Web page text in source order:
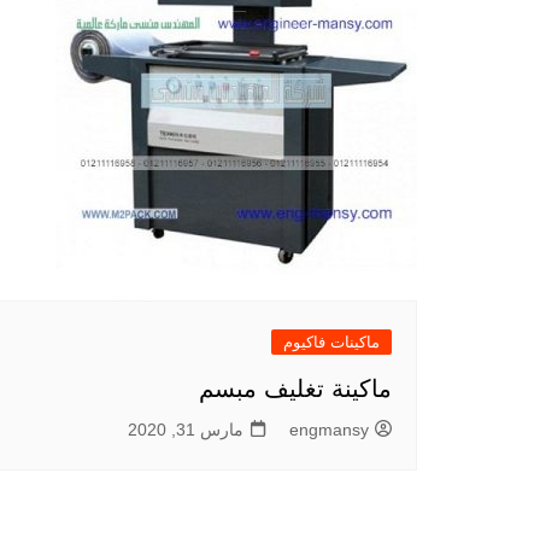
ماكينات فاكيوم
ماكينة تغليف مبسم
engmansy مارس 31, 2020